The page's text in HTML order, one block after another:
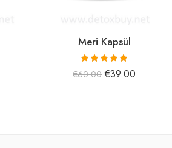
Meri Kapsül
5 üzerinden
5.00oy aldı
€60.00 €39.00